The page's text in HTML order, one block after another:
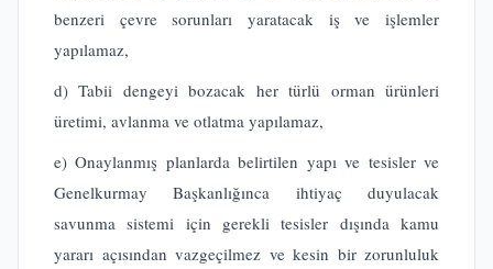
benzeri çevre sorunları yaratacak iş ve işlemler
yapılamaz,
d) Tabii dengeyi bozacak her türlü orman ürünleri
üretimi, avlanma ve otlatma yapılamaz,
e) Onaylanmış planlarda belirtilen yapı ve tesisler ve
Genelkurmay Başkanlığınca ihtiyaç duyulacak
savunma sistemi için gerekli tesisler dışında kamu
yararı açısından vazgeçilmez ve kesin bir zorunluluk